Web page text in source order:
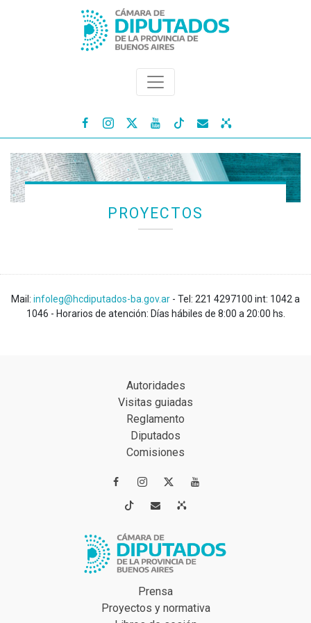
   
PROYECTOS
Mail: infoleg@hcdiputados-ba.gov.ar - Tel: 221 4297100 int: 1042 a
1046 - Horarios de atención: Días hábiles de 8:00 a 20:00 hs.
Autoridades
Visitas guiadas
Reglamento
Diputados
Comisiones
 
 
Prensa
Proyectos y normativa